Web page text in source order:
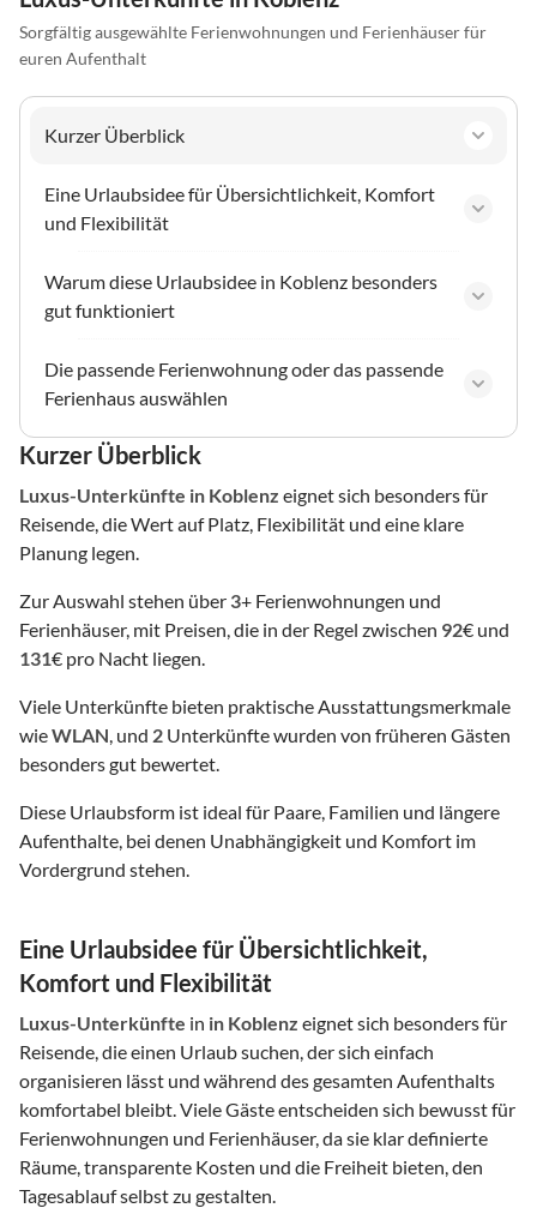
Sorgfältig ausgewählte Ferienwohnungen und Ferienhäuser für
euren Aufenthalt
Kurzer Überblick
Eine Urlaubsidee für Übersichtlichkeit, Komfort
und Flexibilität
Warum diese Urlaubsidee in Koblenz besonders
gut funktioniert
Die passende Ferienwohnung oder das passende
Ferienhaus auswählen
Kurzer Überblick
Luxus-Unterkünfte in Koblenz eignet sich besonders für
Reisende, die Wert auf Platz, Flexibilität und eine klare
Planung legen.
Zur Auswahl stehen über 3+ Ferienwohnungen und
Ferienhäuser, mit Preisen, die in der Regel zwischen 92€ und
131€ pro Nacht liegen.
Viele Unterkünfte bieten praktische Ausstattungsmerkmale
wieWLAN , und 2 Unterkünfte wurden von früheren Gästen
besonders gut bewertet.
Diese Urlaubsform ist ideal für Paare, Familien und längere
Aufenthalte, bei denen Unabhängigkeit und Komfort im
Vordergrund stehen.
Eine Urlaubsidee für Übersichtlichkeit,
Komfort und Flexibilität
Luxus-Unterkünfte in in Koblenz eignet sich besonders für
Reisende, die einen Urlaub suchen, der sich einfach
organisieren lässt und während des gesamten Aufenthalts
komfortabel bleibt. Viele Gäste entscheiden sich bewusst für
Ferienwohnungen und Ferienhäuser, da sie klar definierte
Räume, transparente Kosten und die Freiheit bieten, den
Tagesablauf selbst zu gestalten.